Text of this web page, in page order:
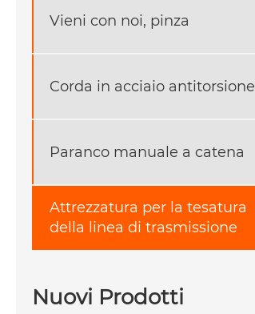
Vieni con noi, pinza
Corda in acciaio antitorsione
Paranco manuale a catena
Attrezzatura per la tesatura
della linea di trasmissione
Nuovi Prodotti